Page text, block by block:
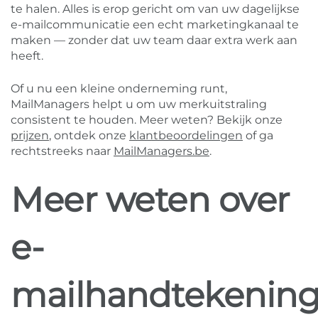
te halen. Alles is erop gericht om van uw dagelijkse
e-mailcommunicatie een echt marketingkanaal te
maken — zonder dat uw team daar extra werk aan
heeft.
Of u nu een kleine onderneming runt,
MailManagers helpt u om uw merkuitstraling
consistent te houden. Meer weten? Bekijk onze
prijzen, ontdek onze klantbeoordelingen of ga
rechtstreeks naar MailManagers.be.
Meer weten over
e-